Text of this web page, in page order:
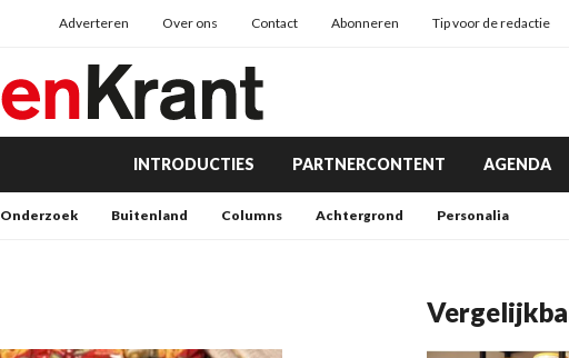
Adverteren Over ons Contact Abonneren Tip voor de redactie
INTRODUCTIES PARTNERCONTENT AGENDA
Onderzoek Buitenland Columns Achtergrond Personalia